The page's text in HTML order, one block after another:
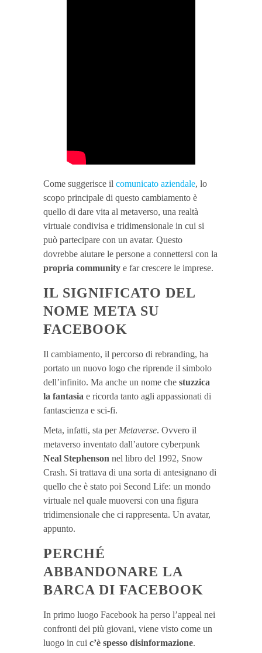
Come suggerisce il comunicato aziendale, lo
scopo principale di questo cambiamento è
quello di dare vita al metaverso, una realtà
virtuale condivisa e tridimensionale in cui si
può partecipare con un avatar. Questo
dovrebbe aiutare le persone a connettersi con la
propria community e far crescere le imprese.
IL SIGNIFICATO DEL
NOME META SU
FACEBOOK
Il cambiamento, il percorso di rebranding, ha
portato un nuovo logo che riprende il simbolo
dell’infinito. Ma anche un nome che stuzzica
la fantasia e ricorda tanto agli appassionati di
fantascienza e sci-fi.
Meta, infatti, sta per Metaverse. Ovvero il
metaverso inventato dall’autore cyberpunk
Neal Stephenson nel libro del 1992, Snow
Crash. Si trattava di una sorta di antesignano di
quello che è stato poi Second Life: un mondo
virtuale nel quale muoversi con una figura
tridimensionale che ci rappresenta. Un avatar,
appunto.
PERCHÉ
ABBANDONARE LA
BARCA DI FACEBOOK
In primo luogo Facebook ha perso l’appeal nei
confronti dei più giovani, viene visto come un
luogo in cui c’è spesso disinformazione.